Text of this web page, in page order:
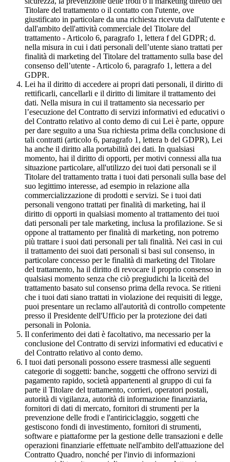
Titolare del trattamento o il contatto con l'utente, ove
giustificato in particolare da una richiesta ricevuta dall'utente e
dall'ambito dell'attività commerciale del Titolare del
trattamento - Articolo 6, paragrafo 1, lettera f del GDPR; d.
nella misura in cui i dati personali dell’utente siano trattati per
finalità di marketing del Titolare del trattamento sulla base del
consenso dell’utente - Articolo 6, paragrafo 1, lettera a del
GDPR.
Lei ha il diritto di accedere ai propri dati personali, il diritto di
rettificarli, cancellarli e il diritto di limitare il trattamento dei
dati. Nella misura in cui il trattamento sia necessario per
l’esecuzione del Contratto di servizi informativi ed educativi o
del Contratto relativo al conto demo di cui Lei è parte, oppure
per dare seguito a una Sua richiesta prima della conclusione di
tali contratti (articolo 6, paragrafo 1, lettera b del GDPR), Lei
ha anche il diritto alla portabilità dei dati. In qualsiasi
momento, hai il diritto di opporti, per motivi connessi alla tua
situazione particolare, all'utilizzo dei tuoi dati personali se il
Titolare del trattamento tratta i tuoi dati personali sulla base del
suo legittimo interesse, ad esempio in relazione alla
commercializzazione di prodotti e servizi. Se i tuoi dati
personali vengono trattati per finalità di marketing, hai il
diritto di opporti in qualsiasi momento al trattamento dei tuoi
dati personali per tale marketing, inclusa la profilazione. Se si
oppone al trattamento per finalità di marketing, non potremo
più trattare i suoi dati personali per tali finalità. Nei casi in cui
il trattamento dei suoi dati personali si basi sul consenso, in
particolare concesso per le finalità di marketing del Titolare
del trattamento, ha il diritto di revocare il proprio consenso in
qualsiasi momento senza che ciò pregiudichi la liceità del
trattamento basato sul consenso prima della revoca. Se ritieni
che i tuoi dati siano trattati in violazione dei requisiti di legge,
puoi presentare un reclamo all'autorità di controllo competente
presso il Presidente dell'Ufficio per la protezione dei dati
personali in Polonia.
Il conferimento dei dati è facoltativo, ma necessario per la
conclusione del Contratto di servizi informativi ed educativi e
del Contratto relativo al conto demo.
I tuoi dati personali possono essere trasmessi alle seguenti
categorie di soggetti: banche, soggetti che offrono servizi di
pagamento rapido, società appartenenti al gruppo di cui fa
parte il Titolare del trattamento, corrieri, operatori postali,
autorità di vigilanza, autorità di informazione finanziaria,
fornitori di dati di mercato, fornitori di strumenti per la
prevenzione delle frodi e l'antiriciclaggio, soggetti che
gestiscono fondi di investimento, fornitori di strumenti,
software e piattaforme per la gestione delle transazioni e delle
operazioni finanziarie effettuate nell'ambito dell'attuazione del
Contratto Quadro, nonché per l'invio di informazioni